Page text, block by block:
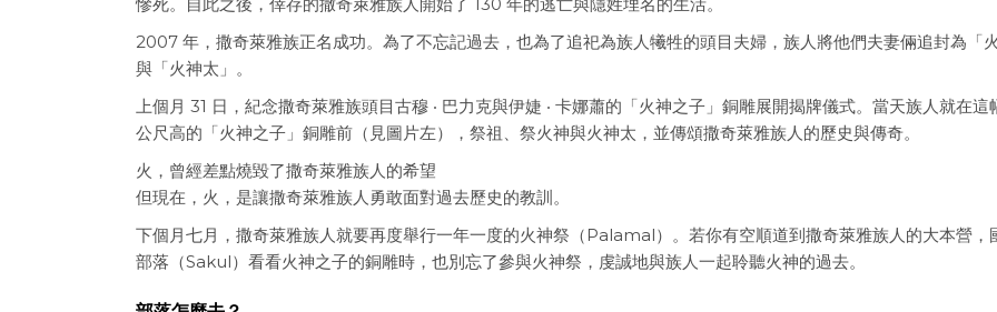
2007 年，撒奇萊雅族正名成功。為了不忘記過去，也為了追祀為族人犧牲的頭目夫婦，族人將他們夫妻倆追封為「
與「火神太」。
上個月 31 日，紀念撒奇萊雅族頭目古穆 ‧ 巴力克與伊婕 ‧ 卡娜蕭的「火神之子」銅雕展開揭牌儀式。當天族人就在這
公尺高的「火神之子」銅雕前（見圖片左），祭祖、祭火神與火神太，並傳頌撒奇萊雅族人的歷史與傳奇。
火，曾經差點燒毀了撒奇萊雅族人的希望
但現在，火，是讓撒奇萊雅族人勇敢面對過去歷史的教訓。
下個月七月，撒奇萊雅族人就要再度舉行一年一度的火神祭（Palamal）。若你有空順道到撒奇萊雅族人的大本營，
部落（Sakul）看看火神之子的銅雕時，也別忘了參與火神祭，虔誠地與族人一起聆聽火神的過去。